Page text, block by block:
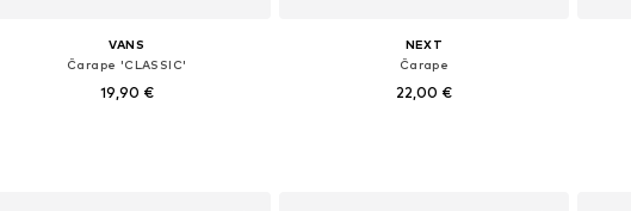
VANS
Čarape 'CLASSIC'
19,90 €
NEXT
Čarape
22,00 €